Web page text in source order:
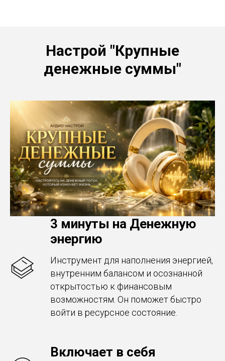
Настрой "Крупные
денежные суммы"
3 минуты на Денежную
энергию
Инструмент для наполнения энергией,
внутренним балансом и осознанной
открытостью к финансовым
возможностям. Он поможет быстро
войти в ресурсное состояние.
Включает в себя